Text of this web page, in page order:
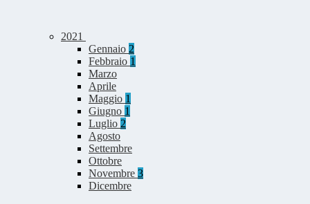
2021
Gennaio 2
Febbraio 1
Marzo
Aprile
Maggio 1
Giugno 1
Luglio 2
Agosto
Settembre
Ottobre
Novembre 3
Dicembre